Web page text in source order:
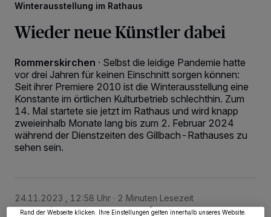
Winterausstellung im Rathaus
Wieder neue Künstler dabei
Rommerskirchen · Selbst die leidige Pandemie hatte
vor drei Jahren für keinen Einschnitt sorgen können:
Seit ihrer Premiere 2010 ist die Winterausstellung eine
Konstante im örtlichen Kulturbetrieb schlechthin. Zum
14. Mal startete sie jetzt im Rathaus und wird knapp
zweieinhalb Monate lang bis zum 2. Februar 2024
während der Dienstzeiten des Gillbach-Rathauses zu
sehen sein.
24.11.2023 , 12:58 Uhr 2 Minuten Lesezeit
Wir und unsere
wie Browserdaten oder eindeutige Kennungen auf Ihrem Gerät zu. Durch Auswahl
wieder aufrufen, um Ihre Einstellungen zu ändern oder Ihre Einwilligung zu
widerrufen, indem Sie auf den Link Einstellungen oder Ablehnen am unteren
Rand der Webseite klicken. Ihre Einstellungen gelten innerhalb unseres Website.